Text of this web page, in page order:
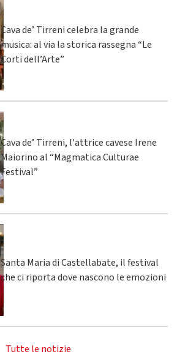
Cava de’ Tirreni celebra la grande
musica: al via la storica rassegna “Le
Corti dell’Arte”
Cava de’ Tirreni, l'attrice cavese Irene
Maiorino al “Magmatica Culturae
Festival”
Santa Maria di Castellabate, il festival
che ci riporta dove nascono le emozioni
Tutte le notizie